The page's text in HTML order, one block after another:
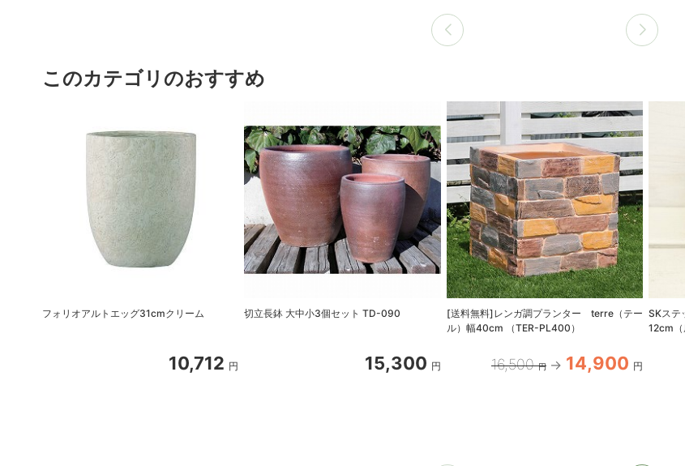
このカテゴリのおすすめ
フォリオアルトエッグ31cmクリーム
10,712 円
切立長鉢 大中小3個セット TD-090
15,300 円
[送料無料]レンガ調プランター terre（テー
ル）幅40cm （TER-PL400）
16,500 円 14,900 円
SKステ
12cm（